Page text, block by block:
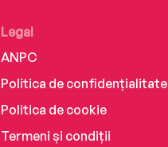
Legal
ANPC
Politica de confidențialitate
Politica de cookie
Termeni și condiții